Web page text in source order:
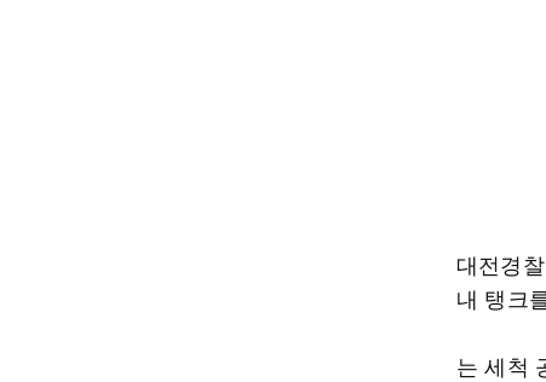
대전경
내 탱크
는 세척